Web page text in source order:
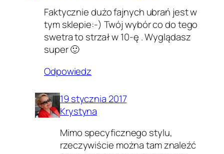
Faktycznie dużo fajnych ubrań jest w
tym sklepie:-) Twój wybór co do tego
swetra to strzał w 10-ę . Wyglądasz
super 🙂
Odpowiedz
19 stycznia 2017
Krystyna
Mimo specyficznego stylu,
rzeczywiście można tam znaleźć